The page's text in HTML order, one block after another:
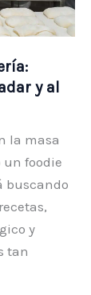
y al
la masa
un foodie
buscando
y
tan